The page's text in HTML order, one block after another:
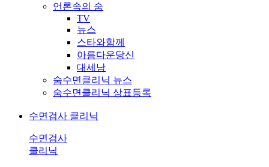
언론속의 숨
TV
뉴스
스타와함께
아름다운당신
대세남
숨수면클리닉 뉴스
숨수면클리닉 상표등록
수면검사 클리닉
수면검사
클리닉